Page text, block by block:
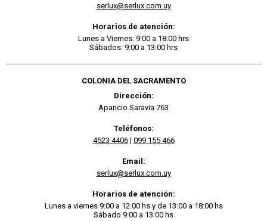
serlux@serlux.com.uy
Horarios de atención:
Lunes a Viernes: 9:00 a 18:00 hrs
Sábados: 9:00 a 13:00 hrs
COLONIA DEL SACRAMENTO
Dirección:
Aparicio Saravia 763
Teléfonos:
4523 4406| 099 155 466
Email:
serlux@serlux.com.uy
Horarios de atención:
Lunes a viernes 9:00 a 12:00 hs y de 13:00 a 18:00 hs
Sábado 9:00 a 13:00 hs